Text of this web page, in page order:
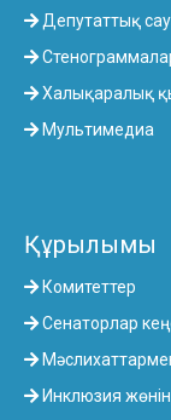
Депутаттық
Халықаралық
Мультимедиа
Құрылымы
Комитеттер
Сенаторлар
Инклюзия